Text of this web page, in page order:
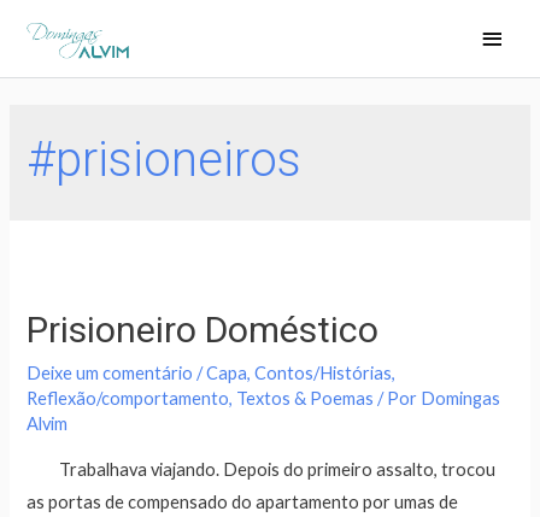
#prisioneiros
Prisioneiro Doméstico
Deixe um comentário /Capa,Contos/Histórias,
Reflexão/comportamento, Textos & Poemas / Por Domingas
Alvim
Trabalhava viajando. Depois do primeiro assalto, trocou
as portas de compensado do apartamento por umas de